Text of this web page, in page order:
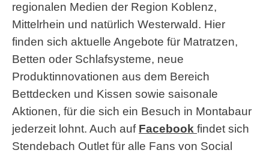
regionalen Medien der Region Koblenz,
Mittelrhein und natürlich Westerwald. Hier
finden sich aktuelle Angebote für Matratzen,
Betten oder Schlafsysteme, neue
Produktinnovationen aus dem Bereich
Bettdecken und Kissen sowie saisonale
Aktionen, für die sich ein Besuch in Montabaur
jederzeit lohnt. Auch auf Facebook findet sich
Stendebach Outlet für alle Fans von Social